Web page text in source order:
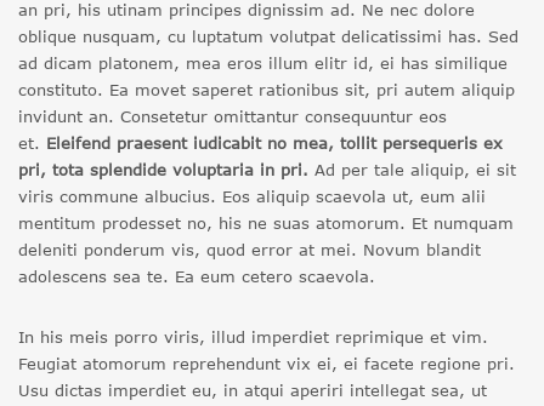
an pri, his utinam principes dignissim ad. Ne nec dolore
oblique nusquam, cu luptatum volutpat delicatissimi has. Sed
ad dicam platonem, mea eros illum elitr id, ei has similique
constituto. Ea movet saperet rationibus sit, pri autem aliquip
invidunt an. Consetetur omittantur consequuntur eos
et. Eleifend praesent iudicabit no mea, tollit persequeris ex
pri, tota splendide voluptaria in pri. Ad per tale aliquip, ei sit
viris commune albucius. Eos aliquip scaevola ut, eum alii
mentitum prodesset no, his ne suas atomorum. Et numquam
deleniti ponderum vis, quod error at mei. Novum blandit
adolescens sea te. Ea eum cetero scaevola.
In his meis porro viris, illud imperdiet reprimique et vim.
Feugiat atomorum reprehendunt vix ei, ei facete regione pri.
Usu dictas imperdiet eu, in atqui aperiri intellegat sea, ut